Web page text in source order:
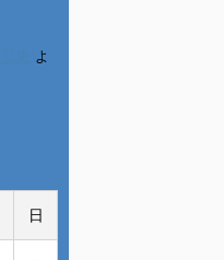
よ
日